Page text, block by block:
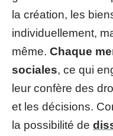
la création, les
individuellement,
même. Chaque
sociales, ce qui
leur confère des
et les décisions.
la possibilité de